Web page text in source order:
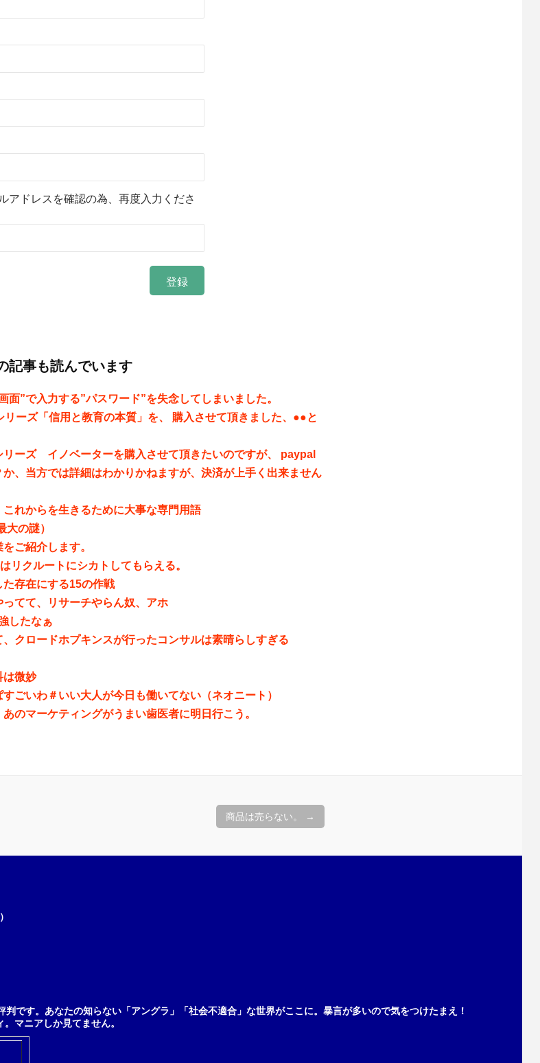
アドレスを確認の為、再度入力くださ
記事も読んでいます
面”で入力する”パスワード”を失念してしまいました。
ーズ「信用と教育の本質」を、 購入させて頂きました、●●と
リーズ イノベーターを購入させて頂きたいのですが、 paypal
、当方では詳細はわかりかねますが、決済が上手く出来ません
れからを生きるために大事な専門用語
大の謎）
ご紹介します。
リクルートにシカトしてもらえる。
存在にする15の作戦
てて、リサーチやらん奴、アホ
したなぁ
クロードホプキンスが行ったコンサルは素晴らしすぎる
は微妙
ごいわ＃いい大人が今日も働いてない（ネオニート）
のマーケティングがうまい歯医者に明日行こう。
商品は売らない。 →
です。あなたの知らない「アングラ」「社会不適合」な世界がここに。暴言が多いので気をつけたまえ！
マニアしか見てません。